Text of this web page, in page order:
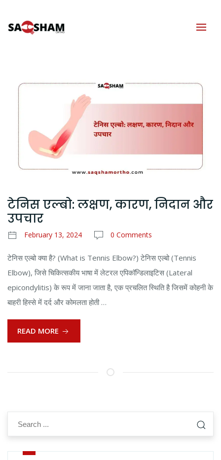
टेनिस एल्बो: लक्षण, कारण, निदान और
उपचार
February 13, 2024 0 Comments
टेनिस एल्बो क्या है? (What is Tennis Elbow?) टेनिस एल्बो (Tennis
Elbow), जिसे चिकित्सकीय भाषा में लेटरल एपिकॉन्डिलाइटिस (Lateral
epicondylitis) के रूप में जाना जाता है, एक प्रचलित स्थिति है जिसमें कोहनी के
बाहरी हिस्से में दर्द और कोमलता होती …
READ MORE